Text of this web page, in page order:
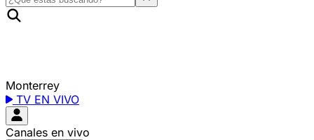
Monterrey
TV EN VIVO
Canales en vivo